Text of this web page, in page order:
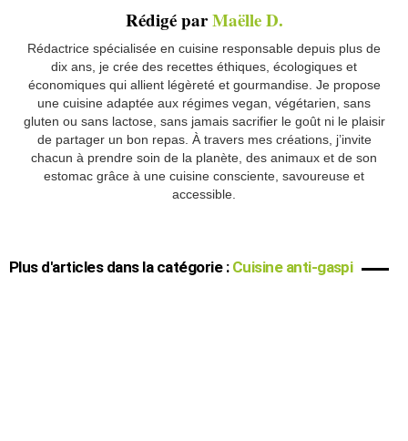
Rédigé parMaëlle D.
Rédactrice spécialisée en cuisine responsable depuis plus de
dix ans, je crée des recettes éthiques, écologiques et
économiques qui allient légèreté et gourmandise. Je propose
une cuisine adaptée aux régimes vegan, végétarien, sans
gluten ou sans lactose, sans jamais sacrifier le goût ni le plaisir
de partager un bon repas. À travers mes créations, j’invite
chacun à prendre soin de la planète, des animaux et de son
estomac grâce à une cuisine consciente, savoureuse et
accessible.
Plus d'articles dans la catégorie : Cuisine anti-gaspi